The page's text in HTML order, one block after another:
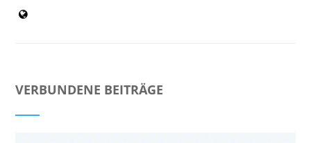
VERBUNDENE BEITRÄGE